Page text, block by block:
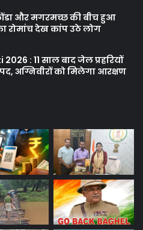
और मगरमच्छ की बीच हुआ
रोमांच देख कांप उठे लोग
: 11 साल बाद जेल प्रहरियों
अग्निवीरों को मिलेगा आरक्षण